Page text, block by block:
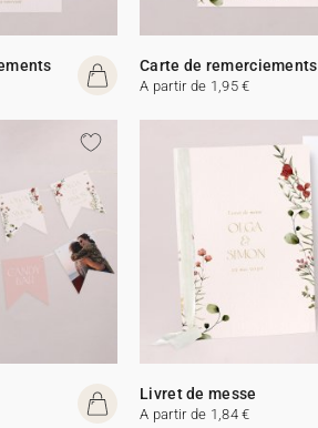
Carte de remerciements
A partir de 1,95 €
Livret de messe
A partir de 1,84 €